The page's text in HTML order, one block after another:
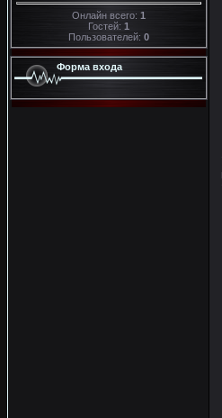
Онлайн всего: 1
Гостей: 1
Пользователей: 0
Форма входа